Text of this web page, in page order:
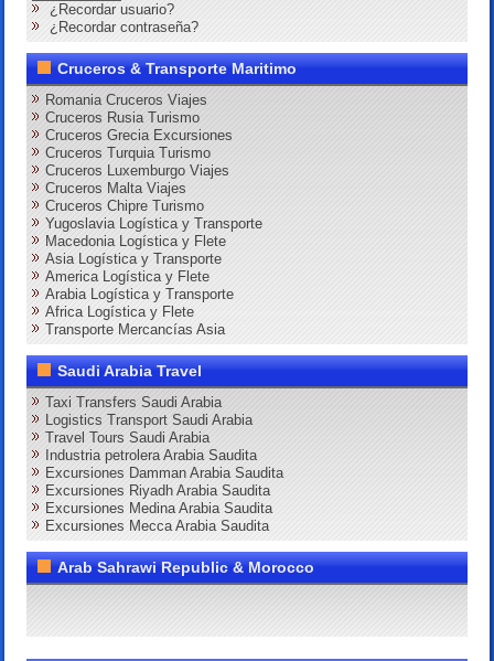
¿Recordar usuario?
¿Recordar contraseña?
Cruceros & Transporte Maritimo
Romania Cruceros Viajes
Cruceros Rusia Turismo
Cruceros Grecia Excursiones
Cruceros Turquia Turismo
Cruceros Luxemburgo Viajes
Cruceros Malta Viajes
Cruceros Chipre Turismo
Yugoslavia Logística y Transporte
Macedonia Logística y Flete
Asia Logística y Transporte
America Logística y Flete
Arabia Logística y Transporte
Africa Logística y Flete
Transporte Mercancías Asia
Saudi Arabia Travel
Taxi Transfers Saudi Arabia
Logistics Transport Saudi Arabia
Travel Tours Saudi Arabia
Industria petrolera Arabia Saudita
Excursiones Damman Arabia Saudita
Excursiones Riyadh Arabia Saudita
Excursiones Medina Arabia Saudita
Excursiones Mecca Arabia Saudita
Arab Sahrawi Republic & Morocco